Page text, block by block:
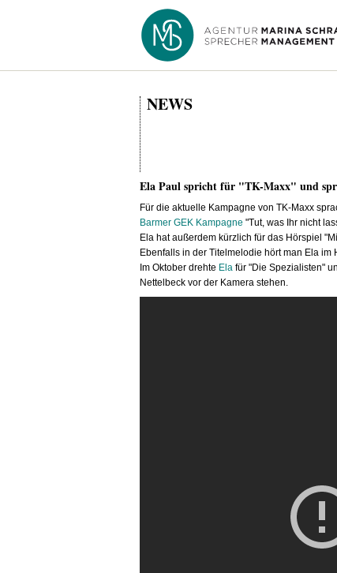
NEWS
Ela Paul spricht für "TK-Maxx" und
Für die aktuelle Kampagne von TK-Maxx
Barmer GEK Kampagne "Tut, was Ihr nicht
Ela hat außerdem kürzlich für das Hörspiel
Ebenfalls in der Titelmelodie hört man Ela im
Im Oktober drehte Ela für "Die Spezialisten"
Nettelbeck vor der Kamera stehen.